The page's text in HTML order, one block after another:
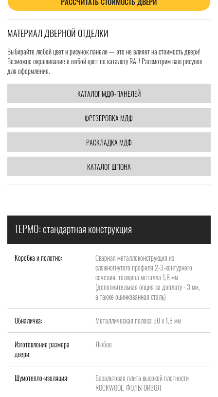
МАТЕРИАЛ ДВЕРНОЙ ОТДЕЛКИ
Выбирайте любой цвет и рисунок панели — это не влияет на стоимость двери!
Возможно окрашивание в любой цвет по каталогу RAL! Рассмотрим ваш рисунок
для оформления.
КАТАЛОГ МДФ-ПАНЕЛЕЙ
ФРЕЗЕРОВКА МДФ
РАСКЛАДКА МДФ
КАТАЛОГ ШПОНА
ТЕРМО: стандартная конструкция
Коробка и полотно:
Сварная металлоконструкция из
сложногнутого профиля 2-3-контурного
сечения, толщина металла 1,8 мм
(дополнительная опция за доплату - 3 мм,
а также оцинкованная сталь)
Обналичка: Металлическая полоса 50 х 1,8 мм
Изготовление размера
двери:
Любое
Шумотепло-изоляция:
Базальтовая плита высокой плотности
ROCKWOOL, ФОЛЬГОИЗОЛ